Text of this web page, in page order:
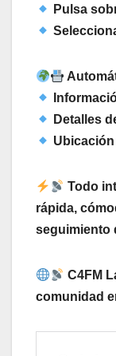
Pulsa
Detalles
Todo
rápida,
seguimiento
C4FM
comunidad